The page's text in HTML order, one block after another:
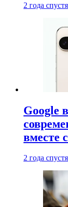
2 года спустя
Google
вместе
2 года спустя